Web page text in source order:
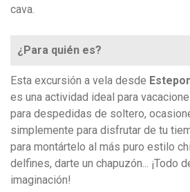
cava.
¿Para quién es?
Esta excursión a vela desde
es una actividad ideal para
para despedidas de soltero,
simplemente para disfrutar de tu
para montártelo al más puro estilo
delfines, darte un chapuzón... ¡Todo
imaginación!